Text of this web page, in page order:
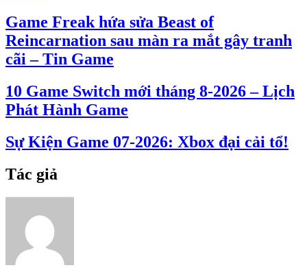
Game Freak hứa sửa Beast of
Reincarnation sau màn ra mắt gây tranh
cãi – Tin Game
10 Game Switch mới tháng 8-2026 – Lịch
Phát Hành Game
Sự Kiện Game 07-2026: Xbox đại cải tổ!
Tác giả